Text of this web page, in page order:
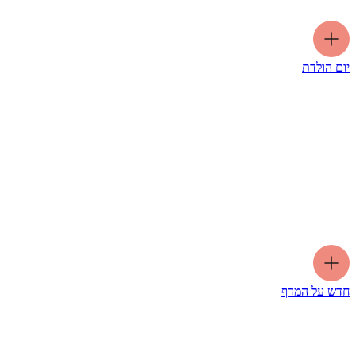
יום הולדת
חדש על המדף